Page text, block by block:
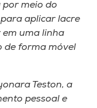
meio do
aplicar lacre
uma linha
de forma móvel
Teston, a
pessoal e